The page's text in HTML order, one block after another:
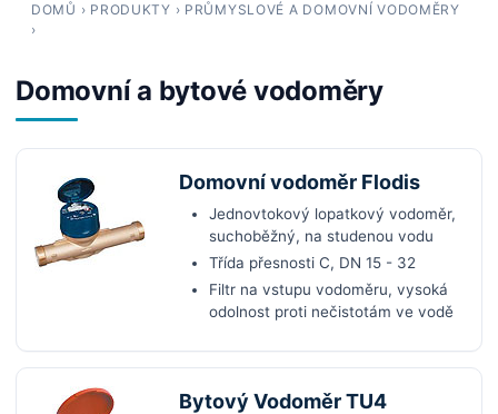
DOMŮ › PRODUKTY › PRŮMYSLOVÉ A DOMOVNÍ VODOMĚRY
›
Domovní a bytové vodoměry
Domovní vodoměr Flodis
Jednovtokový lopatkový vodoměr,
suchoběžný, na studenou vodu
Třída přesnosti C, DN 15 - 32
Filtr na vstupu vodoměru, vysoká
odolnost proti nečistotám ve vodě
Bytový Vodoměr TU4